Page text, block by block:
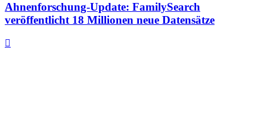
Ahnenforschung-Update: FamilySearch
veröffentlicht 18 Millionen neue Datensätze